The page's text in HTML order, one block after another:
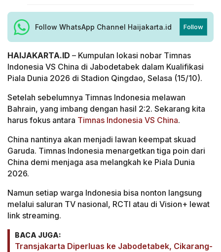
Follow WhatsApp Channel Haijakarta.id Follow
HAIJAKARTA.ID – Kumpulan lokasi nobar Timnas
Indonesia VS China di Jabodetabek dalam Kualifikasi
Piala Dunia 2026 di Stadion Qingdao, Selasa (15/10).
Setelah sebelumnya Timnas Indonesia melawan
Bahrain, yang imbang dengan hasil 2:2. Sekarang kita
harus fokus antara Timnas Indonesia VS China.
China nantinya akan menjadi lawan keempat skuad
Garuda. Timnas Indonesia menargetkan tiga poin dari
China demi menjaga asa melangkah ke Piala Dunia
2026.
Namun setiap warga Indonesia bisa nonton langsung
melalui saluran TV nasional, RCTI atau di Vision+ lewat
link streaming.
BACA JUGA:
Transjakarta Diperluas ke Jabodetabek, Cikarang-